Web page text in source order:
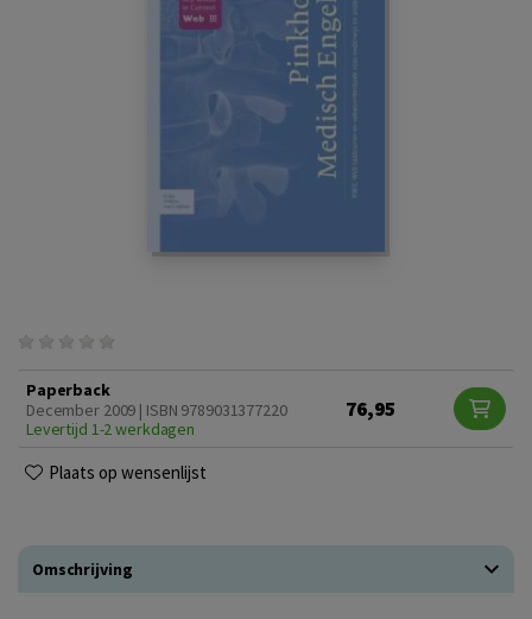
Paperback
December 2009 | ISBN 9789031377220
Levertijd 1-2 werkdagen
76,95
Plaats op wensenlijst
Omschrijving